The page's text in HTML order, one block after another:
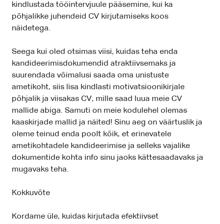
kindlustada tööintervjuule pääsemine, kui ka
põhjalikke juhendeid CV kirjutamiseks koos
näidetega.
Seega kui oled otsimas viisi, kuidas teha enda
kandideerimisdokumendid atraktiivsemaks ja
suurendada võimalusi saada oma unistuste
ametikoht, siis lisa kindlasti motivatsioonikirjale
põhjalik ja viisakas CV, mille saad luua meie CV
mallide abiga. Samuti on meie kodulehel olemas
kaaskirjade mallid ja näited! Sinu aeg on väärtuslik ja
oleme teinud enda poolt kõik, et erinevatele
ametikohtadele kandideerimise ja selleks vajalike
dokumentide kohta info sinu jaoks kättesaadavaks ja
mugavaks teha.
Kokkuvõte
Kordame üle, kuidas kirjutada efektiivset